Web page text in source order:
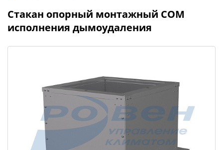
Стакан опорный монтажный СОМ
исполнения дымоудаления